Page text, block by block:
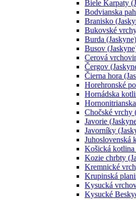
Biele Karpaty
Bodvianska
Branisko
Bukovské
Burda (Jaskyne)
Busov
Cerová
Čergov
Čierna hora
Horehronské
Hornádska
Chočské vrchy
Javorie
Javorníky
Juhoslovenská
Košická kotlina
Kozie chrbty
Kremnické
Krupinská
Kysucká
Kysucké